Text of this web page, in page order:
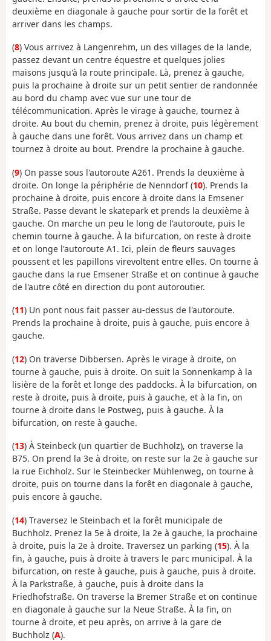
deuxième en diagonale à gauche pour sortir de la forêt et
arriver dans les champs.
(8) Vous arrivez à Langenrehm, un des villages de la lande,
passez devant un centre équestre et quelques jolies
maisons jusqu'à la route principale. Là, prenez à gauche,
puis la prochaine à droite sur un petit sentier de randonnée
au bord du champ avec vue sur une tour de
télécommunication. Après le virage à gauche, tournez à
droite. Au bout du chemin, prenez à droite, puis légèrement
à gauche dans une forêt. Vous arrivez dans un champ et
tournez à droite au bout. Prendre la prochaine à gauche.
(9) On passe sous l'autoroute A261. Prends la deuxième à
droite. On longe la périphérie de Nenndorf (10). Prends la
prochaine à droite, puis encore à droite dans la Emsener
Straße. Passe devant le skatepark et prends la deuxième à
gauche. On marche un peu le long de l'autoroute, puis le
chemin tourne à gauche. À la bifurcation, on reste à droite
et on longe l'autoroute A1. Ici, plein de fleurs sauvages
poussent et les papillons virevoltent entre elles. On tourne à
gauche dans la rue Emsener Straße et on continue à gauche
de l'autre côté en direction du pont autoroutier.
(11) Un pont nous fait passer au-dessus de l'autoroute.
Prends la prochaine à droite, puis à gauche, puis encore à
gauche.
(12) On traverse Dibbersen. Après le virage à droite, on
tourne à gauche, puis à droite. On suit la Sonnenkamp à la
lisière de la forêt et longe des paddocks. À la bifurcation, on
reste à droite, puis à droite, puis à gauche, et à la fin, on
tourne à droite dans le Postweg, puis à gauche. À la
bifurcation, on reste à gauche.
(13) À Steinbeck (un quartier de Buchholz), on traverse la
B75. On prend la 3e à droite, on reste sur la 2e à gauche sur
la rue Eichholz. Sur le Steinbecker Mühlenweg, on tourne à
droite, puis on tourne dans la forêt en diagonale à gauche,
puis encore à gauche.
(14) Traversez le Steinbach et la forêt municipale de
Buchholz. Prenez la 5e à droite, la 2e à gauche, la prochaine
à droite, puis la 2e à droite. Traversez un parking (15). À la
fin, à gauche, puis à droite à travers le parc municipal. À la
bifurcation, on reste à gauche, puis à gauche, puis à droite.
À la Parkstraße, à gauche, puis à droite dans la
Friedhofstraße. On traverse la Bremer Straße et on continue
en diagonale à gauche sur la Neue Straße. À la fin, on
tourne à droite, et peu après, on arrive à la gare de
Buchholz (A).